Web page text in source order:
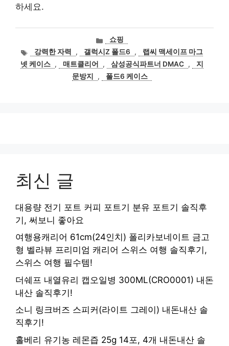
하세요.
카
테
고
리
쇼핑
태
그
강력한 자력 , 갤럭시Z 폴드6 ,
랩씨 맥세이프 마그
넷 케이스 , 매트클리어 , 삼성공식파트너 DMAC ,
지
문방지
, 폴드6 케이스
최신 글
대용량 전기 포트 커피 포트기 분유 포트기 솔직후
기, 써보니 좋아요
여행용캐리어 61cm(24인치) 폴리카보네이트 금고
형 벨라뷰 프리미엄 캐리어 스위스 여행 솔직후기,
스위스 여행 필수템!
더쉐프 내열유리 캡오일병 300ML(CRO0001) 내돈
내산 솔직후기!
소니 링크버즈 스피커(라이트 그레이) 내돈내산 솔
직후기!
홀베리 유기농 레몬즙 25g 14포, 4개 내돈내산 솔